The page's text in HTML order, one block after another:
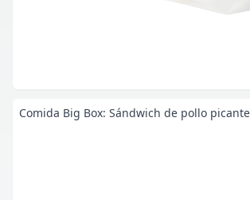
Comida Big Box: Sándwich de pollo